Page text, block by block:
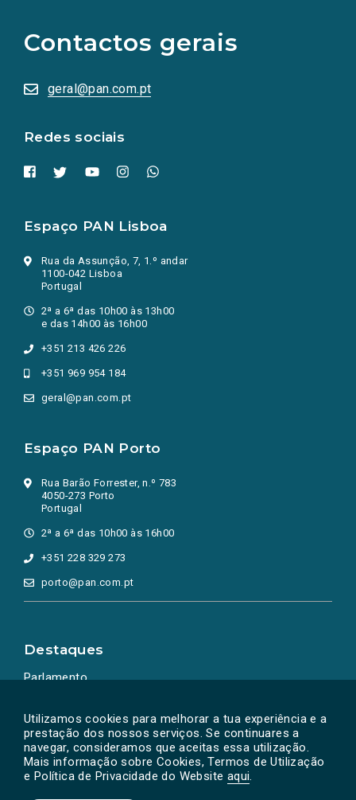
Utilizamos cookies para melhorar a tua experiência e a
prestação dos nossos serviços. Se continuares a
navegar, consideramos que aceitas essa utilização.
Mais informação sobre Cookies, Termos de Utilização
e Política de Privacidade do Website aqui.
Contactos gerais
geral@pan.com.pt
Redes sociais
redes
sociais
numa
nova
Espaço PAN Lisboa
Rua da Assunção, 7, 1.º andar
1100-042 Lisboa
Portugal
2ª a 6ª das 10h00 às 13h00
e das 14h00 às 16h00
+351 213 426 226
+351 969 954 184
geral@pan.com.pt
Espaço PAN Porto
Rua Barão Forrester, n.º 783
4050-273 Porto
Portugal
2ª a 6ª das 10h00 às 16h00
+351 228 329 273
porto@pan.com.pt
Destaques
Parlamento